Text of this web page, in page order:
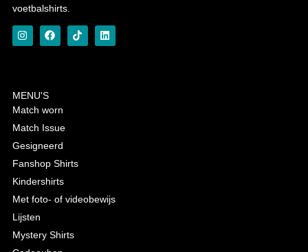
voetbalshirts.
MENU'S
Match worn
Match Issue
Gesigneerd
Fanshop Shirts
Kindershirts
Met foto- of videobewijs
Lijsten
Mystery Shirts